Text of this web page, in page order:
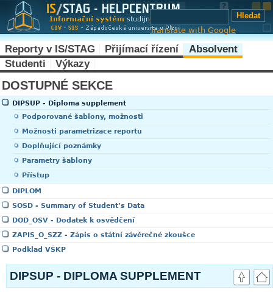
Translate with Google
Reporty v IS/STAG Přijímací řízení
Absolvent
Studenti
Výkazy
DOSTUPNÉ SEKCE
DIPSUP - Diploma supplement
Podporované šablony, možnosti
Možnosti parametrizace reportu
Doplňující poznámky
Parametry šablony
Přístup
DIPLOM
SOSD - Summary of Student’s Data
DOD_OSV - Dodatek k osvědčení
ZAPIS_O_SZZ - Zápis o státní závěrečné zkoušce
Podklad VŠKP
DIPSUP - DIPLOMA SUPPLEMENT